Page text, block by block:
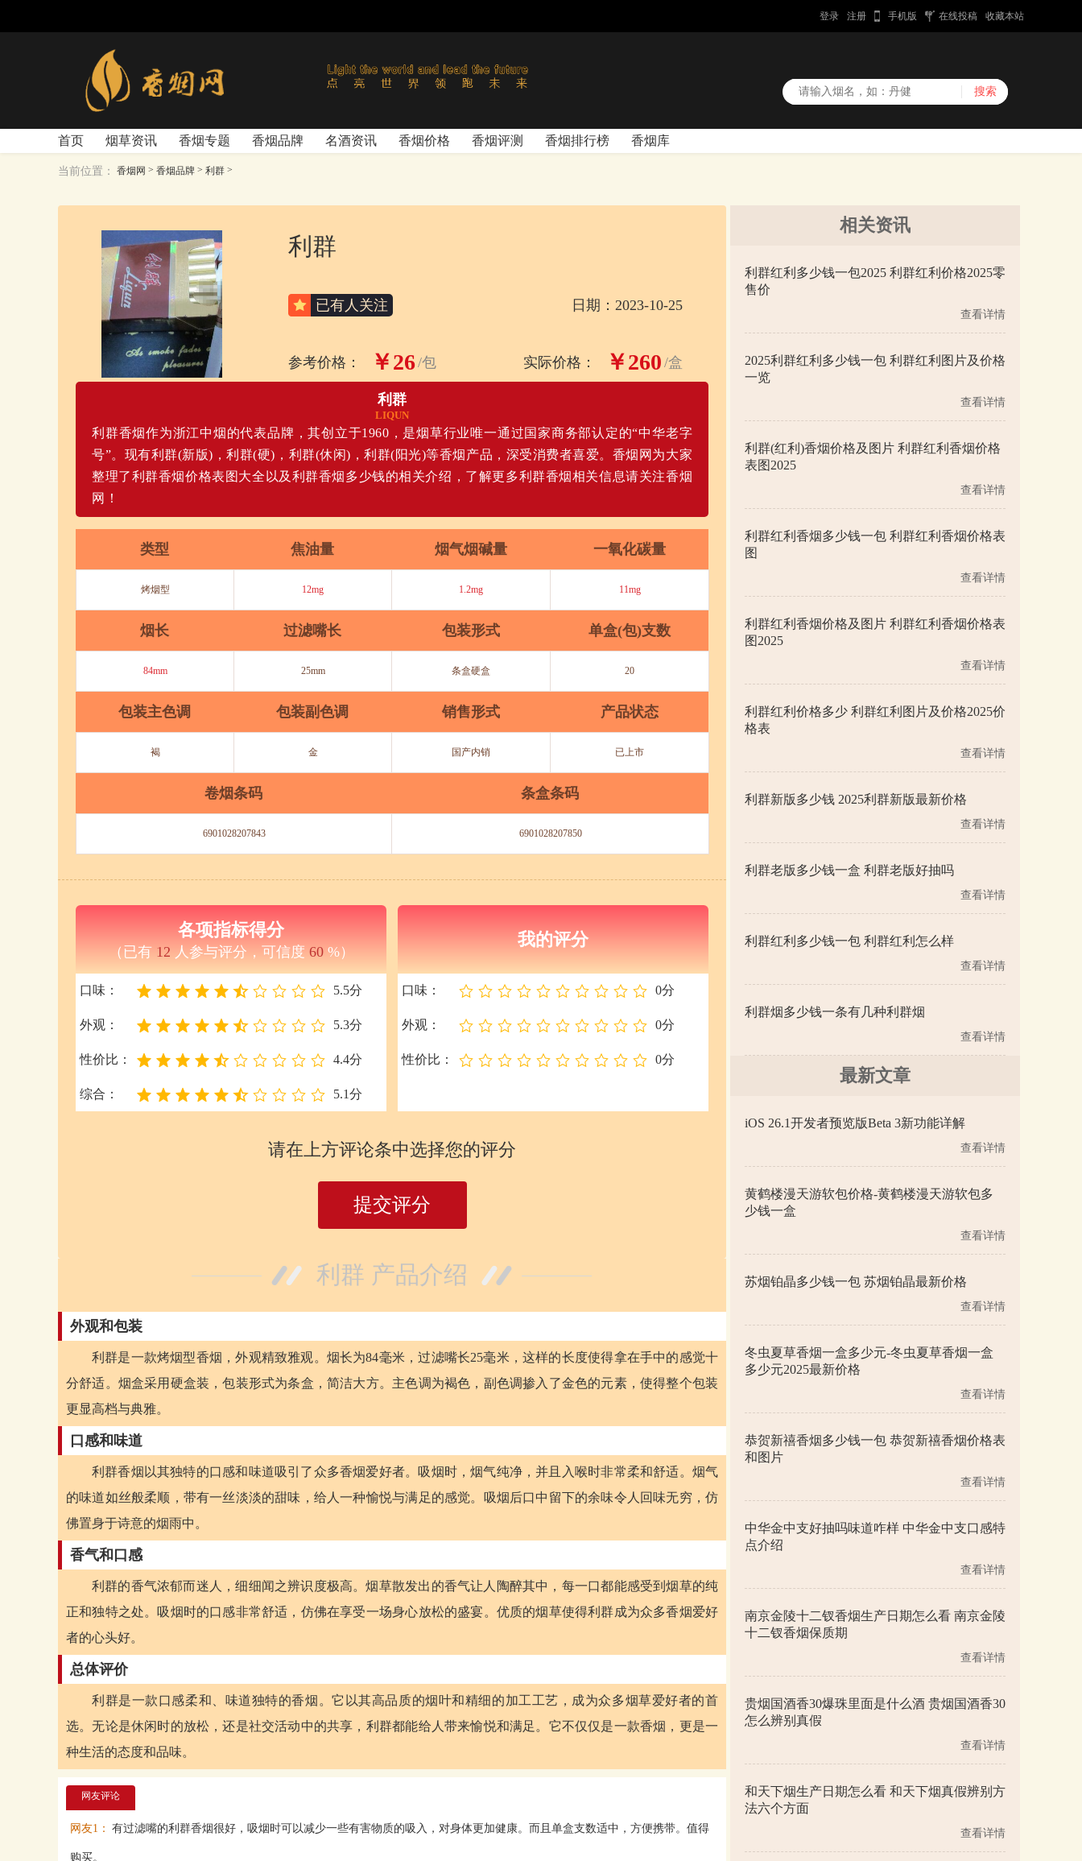
登录 注册 手机版 在线投稿 收藏本站
首页 烟草资讯 香烟专题 香烟品牌 名酒资讯 香烟价格 香烟评测 香烟排行榜 香烟库
当前位置： 香烟网 > 香烟品牌 > 利群 >
利群
已有人关注 日期：2023-10-25
参考价格： ￥26/包 实际价格： ￥260 /盒
利群
LIQUN
利群香烟作为浙江中烟的代表品牌，其创立于1960，是烟草行业唯一通过国家商务部认定的“中华老字
号”。现有利群(新版)，利群(硬)，利群(休闲)，利群(阳光)等香烟产品，深受消费者喜爱。香烟网为大家
整理了利群香烟价格表图大全以及利群香烟多少钱的相关介绍，了解更多利群香烟相关信息请关注香烟
网！
类型 焦油量 烟气烟碱量 一氧化碳量
烤烟型 12mg 1.2mg 11mg
烟长 过滤嘴长 包装形式 单盒(包)支数
84mm 25mm 条盒硬盒 20
包装主色调 包装副色调 销售形式 产品状态
褐 金 国产内销 已上市
卷烟条码 条盒条码
6901028207843 6901028207850
各项指标得分
（已有 12 人参与评分，可信度 60%）
口味： 5.5分
外观： 5.3分
性价比： 4.4分
综合： 5.1分
我的评分
口味： 0分
外观： 0分
性价比： 0分
请在上方评论条中选择您的评分
提交评分
利群 产品介绍
外观和包装
利群是一款烤烟型香烟，外观精致雅观。烟长为84毫米，过滤嘴长25毫米，这样的长度使得拿在手中的感觉十
分舒适。烟盒采用硬盒装，包装形式为条盒，简洁大方。主色调为褐色，副色调掺入了金色的元素，使得整个包装
更显高档与典雅。
口感和味道
利群香烟以其独特的口感和味道吸引了众多香烟爱好者。吸烟时，烟气纯净，并且入喉时非常柔和舒适。烟气
的味道如丝般柔顺，带有一丝淡淡的甜味，给人一种愉悦与满足的感觉。吸烟后口中留下的余味令人回味无穷，仿
佛置身于诗意的烟雨中。
香气和口感
利群的香气浓郁而迷人，细细闻之辨识度极高。烟草散发出的香气让人陶醉其中，每一口都能感受到烟草的纯
正和独特之处。吸烟时的口感非常舒适，仿佛在享受一场身心放松的盛宴。优质的烟草使得利群成为众多香烟爱好
者的心头好。
总体评价
利群是一款口感柔和、味道独特的香烟。它以其高品质的烟叶和精细的加工工艺，成为众多烟草爱好者的首
选。无论是休闲时的放松，还是社交活动中的共享，利群都能给人带来愉悦和满足。它不仅仅是一款香烟，更是一
种生活的态度和品味。
网友评论
网友1： 有过滤嘴的利群香烟很好，吸烟时可以减少一些有害物质的吸入，对身体更加健康。而且单盒支数适中，方便携带。值得
购买。
相关资讯
利群红利多少钱一包2025 利群红利价格2025零
售价
查看详情
2025利群红利多少钱一包 利群红利图片及价格
一览
查看详情
利群(红利)香烟价格及图片 利群红利香烟价格
表图2025
查看详情
利群红利香烟多少钱一包 利群红利香烟价格表
图
查看详情
利群红利香烟价格及图片 利群红利香烟价格表
图2025
查看详情
利群红利价格多少 利群红利图片及价格2025价
格表
查看详情
利群新版多少钱 2025利群新版最新价格
查看详情
利群老版多少钱一盒 利群老版好抽吗
查看详情
利群红利多少钱一包 利群红利怎么样
查看详情
利群烟多少钱一条有几种利群烟
查看详情
最新文章
iOS 26.1开发者预览版Beta 3新功能详解
查看详情
黄鹤楼漫天游软包价格-黄鹤楼漫天游软包多
少钱一盒
查看详情
苏烟铂晶多少钱一包 苏烟铂晶最新价格
查看详情
冬虫夏草香烟一盒多少元-冬虫夏草香烟一盒
多少元2025最新价格
查看详情
恭贺新禧香烟多少钱一包 恭贺新禧香烟价格表
和图片
查看详情
中华金中支好抽吗味道咋样 中华金中支口感特
点介绍
查看详情
南京金陵十二钗香烟生产日期怎么看 南京金陵
十二钗香烟保质期
查看详情
贵烟国酒香30爆珠里面是什么酒 贵烟国酒香30
怎么辨别真假
查看详情
和天下烟生产日期怎么看 和天下烟真假辨别方
法六个方面
查看详情